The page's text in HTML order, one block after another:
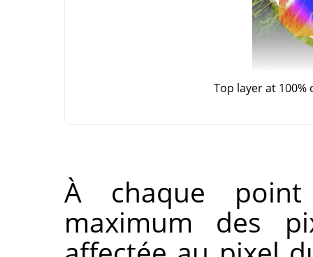
Top layer at
À chaque
maximum des